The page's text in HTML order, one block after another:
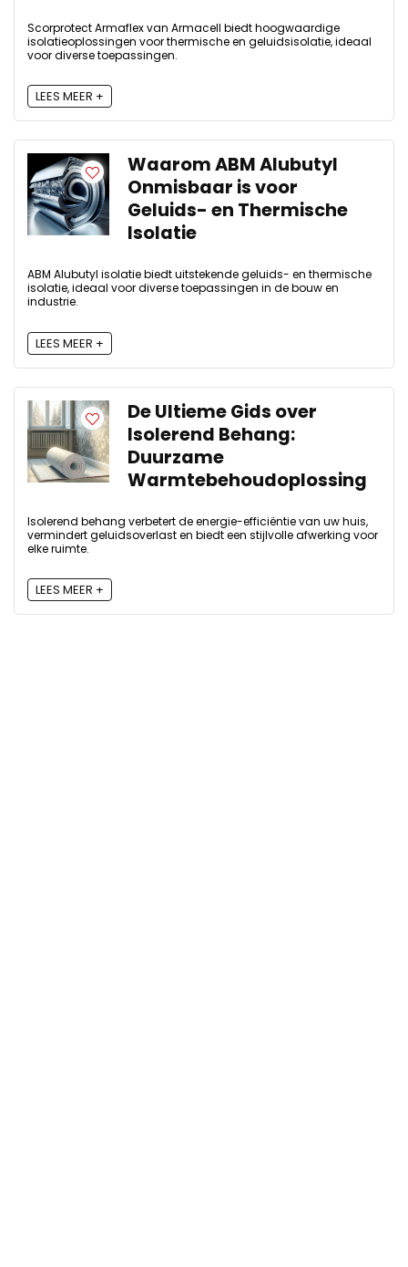
Scorprotect Armaflex van Armacell biedt hoogwaardige
isolatieoplossingen voor thermische en geluidsisolatie, ideaal
voor diverse toepassingen.
LEES MEER +
Waarom ABM Alubutyl
Onmisbaar is voor
Geluids- en Thermische
Isolatie
ABM Alubutyl isolatie biedt uitstekende geluids- en thermische
isolatie, ideaal voor diverse toepassingen in de bouw en
industrie.
LEES MEER +
De Ultieme Gids over
Isolerend Behang:
Duurzame
Warmtebehoudoplossing
Isolerend behang verbetert de energie-efficiëntie van uw huis,
vermindert geluidsoverlast en biedt een stijlvolle afwerking voor
elke ruimte.
LEES MEER +